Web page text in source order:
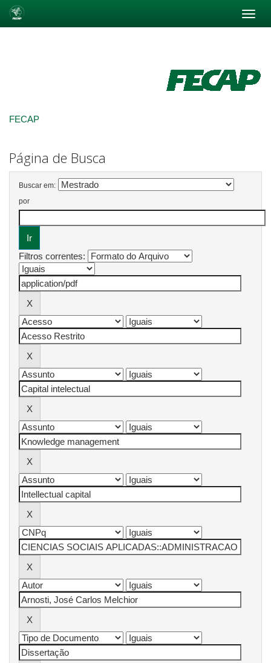
FECAP
Página de Busca
Buscar em:
por
Filtros correntes: